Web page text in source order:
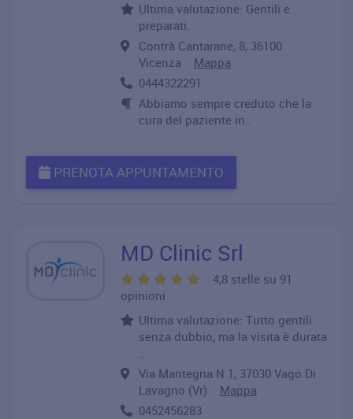
Ultima valutazione: Gentili e
preparati.
Contrà Cantarane, 8, 36100
Vicenza Mappa
0444322291
Abbiamo sempre creduto che la
cura del paziente in..
PRENOTA APPUNTAMENTO
MD Clinic Srl
4,8 stelle su 91
opinioni
Ultima valutazione: Tutto gentili
senza dubbio, ma la visita è durata
..
Via Mantegna N 1, 37030 Vago Di
Lavagno (Vr) Mappa
0452456283